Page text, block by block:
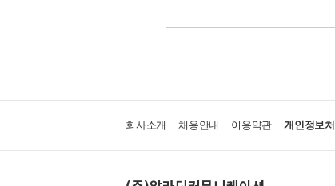
회사소개 채용안내 이용약관 개인정보